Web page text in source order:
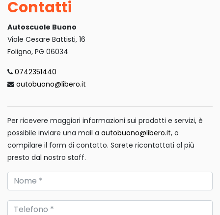
Contatti
Autoscuole Buono
Viale Cesare Battisti, 16
Foligno, PG 06034
0742351440
autobuono@libero.it
Per ricevere maggiori informazioni sui prodotti e servizi, è
possibile inviare una mail a autobuono@libero.it, o
compilare il form di contatto. Sarete ricontattati al più
presto dal nostro staff.